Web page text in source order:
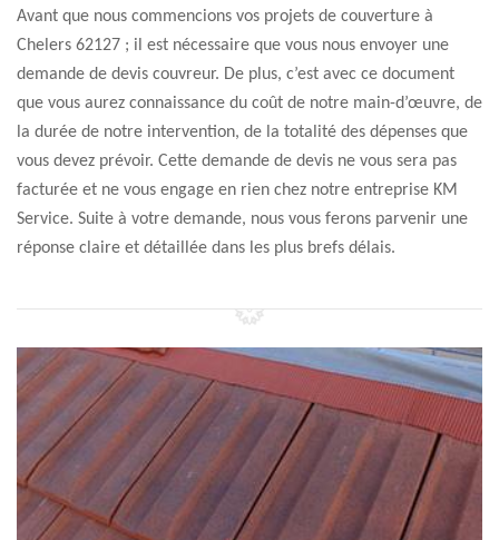
Avant que nous commencions vos projets de couverture à
Chelers 62127 ; il est nécessaire que vous nous envoyer une
demande de devis couvreur. De plus, c’est avec ce document
que vous aurez connaissance du coût de notre main-d’œuvre, de
la durée de notre intervention, de la totalité des dépenses que
vous devez prévoir. Cette demande de devis ne vous sera pas
facturée et ne vous engage en rien chez notre entreprise KM
Service. Suite à votre demande, nous vous ferons parvenir une
réponse claire et détaillée dans les plus brefs délais.